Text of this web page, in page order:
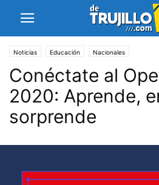
Noticias Educación Nacionales
Conéctate al
2020: Aprende,
sorprende